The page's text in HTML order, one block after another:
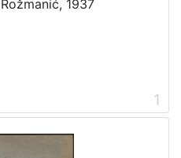
1937
1